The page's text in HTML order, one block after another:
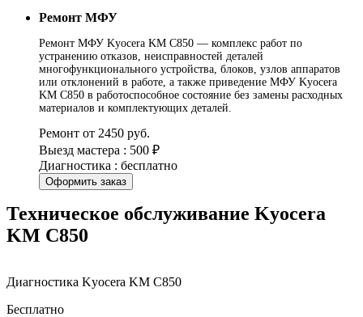
Ремонт МФУ
Ремонт МФУ Kyocera KM C850 — комплекс работ по
устранению отказов, неисправностей деталей
многофункционального устройства, блоков, узлов аппаратов
или отклонений в работе, а также приведение МФУ Kyocera
KM C850 в работоспособное состояние без замены расходных
материалов и комплектующих деталей.
Ремонт от 2450 руб.
Выезд мастера : 500 ₽
Диагностика : бесплатно
Оформить заказ
Техническое обслуживание Kyocera
KM C850
Диагностика Kyocera KM C850
Бесплатно